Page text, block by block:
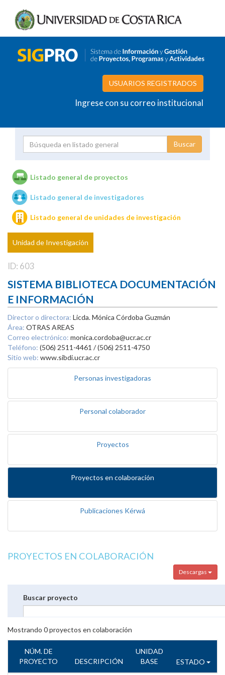
USUARIOS REGISTRADOS
Ingrese con su correo institucional
Unidades de investigación
Listado general de proyectos
Listado general de investigadores
Listado general de unidades de investigación
Unidad de Investigación
ID: 603
SISTEMA BIBLIOTECA DOCUMENTACIÓN
E INFORMACIÓN
Director o directora: Licda. Mónica Córdoba Guzmán
Área: OTRAS AREAS
Correo electrónico: monica.cordoba@ucr.ac.cr
Teléfono: (506) 2511-4461 / (506) 2511-4750
Sitio web: www.sibdi.ucr.ac.cr
Personas investigadoras
Personal colaborador
Proyectos
Proyectos en colaboración
Publicaciones Kérwá
PROYECTOS EN COLABORACIÓN
Descargas
Buscar proyecto
Mostrando 0proyectos en colaboración
NÚM. DE
PROYECTO
DESCRIPCIÓN
UNIDAD
BASE
ESTADO